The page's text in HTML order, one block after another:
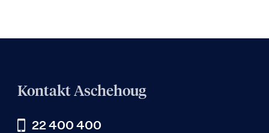
Kontakt Aschehoug
22 400 400